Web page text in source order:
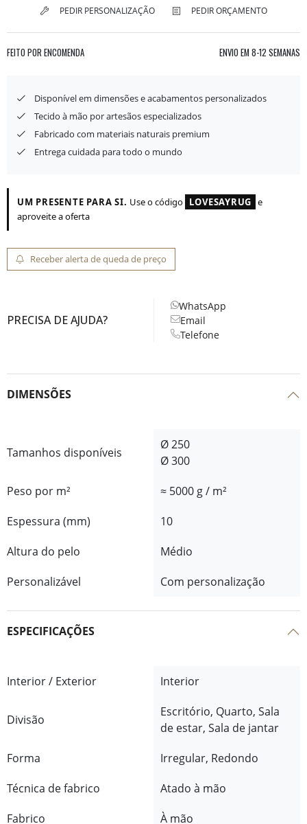
PEDIR PERSONALIZAÇÃO
PEDIR ORÇAMENTO
FEITO POR ENCOMENDA ENVIO EM 8-12 SEMANAS
Disponível em dimensões e acabamentos personalizados
Tecido à mão por artesãos especializados
Fabricado com materiais naturais premium
Entrega cuidada para todo o mundo
UM PRESENTE PARA SI. Use o código LOVESAYRUG e
aproveite a oferta
Receber alerta de queda de preço
PRECISA DE AJUDA?
WhatsApp
Email
Telefone
DIMENSÕES
Tamanhos disponíveis
Ø 250
Ø 300
Peso por m²
≈ 5000 g / m²
Espessura (mm)
10
Altura do pelo
Médio
Personalizável
Com personalização
ESPECIFICAÇÕES
Interior / Exterior Interior
Divisão
Escritório, Quarto, Sala
de estar, Sala de jantar
Forma
Irregular, Redondo
Técnica de fabrico
Atado à mão
Fabrico
À mão